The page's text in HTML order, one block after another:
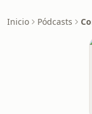
Inicio Pódcasts